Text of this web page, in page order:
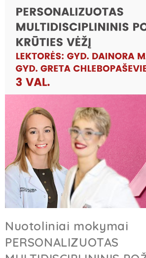
Nuotoliniai mokymai
PERSONALIZUOTAS